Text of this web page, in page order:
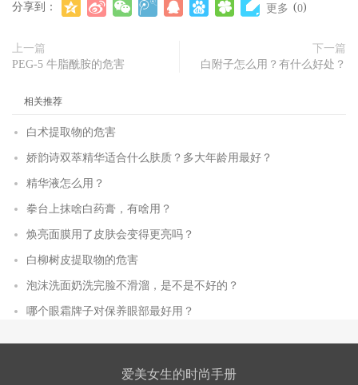
分享到： 更多 (0)
上一篇
PEG-5 牛脂酰胺的危害
下一篇
白附子怎么用？有什么好处？
相关推荐
白术提取物的危害
娇韵诗双萃精华适合什么肤质？多大年龄用最好？
精华液怎么用？
拳台上抹啥白药膏，有啥用？
焕亮面膜用了皮肤会变得更亮吗？
白柳树皮提取物的危害
泡沫洗面奶洗完脸不滑溜，是不是不好的？
哪个眼霜牌子对保养眼部最好用？
爱美女生的时尚手册